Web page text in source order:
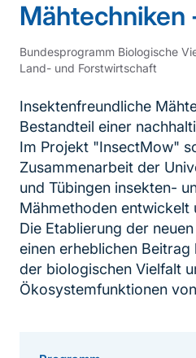
Bundesprogramm Biologische
Land- und Forstwirtschaft
Insektenfreundliche
Bestandteil einer
Im Projekt "InsectMow"
Zusammenarbeit der
und Tübingen insekten-
Mähmethoden entwickelt
Die Etablierung der
einen erheblichen Beitrag
der biologischen Vielfalt
Ökosystemfunktionen